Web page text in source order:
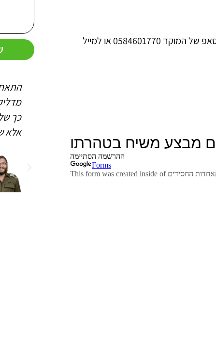
שולחים תמונה מהתוועדות ומקבלים כרטיס הגרלה נוסף – לוואטסאפ של המוקד 0584601770 או למייל
הרב לוי
קירשנזפט
כך
אלא